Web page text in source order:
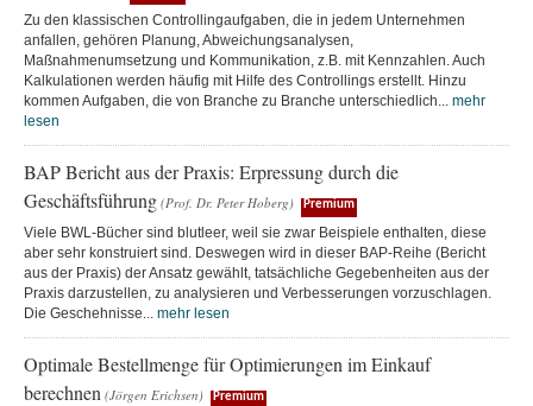
Zu den klassischen Controllingaufgaben, die in jedem Unternehmen
anfallen, gehören Planung, Abweichungsanalysen,
Maßnahmenumsetzung und Kommunikation, z.B. mit Kennzahlen. Auch
Kalkulationen werden häufig mit Hilfe des Controllings erstellt. Hinzu
kommen Aufgaben, die von Branche zu Branche unterschiedlich... mehr
lesen
BAP Bericht aus der Praxis: Erpressung durch die
Geschäftsführung (Prof. Dr. Peter Hoberg) Premium
Viele BWL-Bücher sind blutleer, weil sie zwar Beispiele enthalten, diese
aber sehr konstruiert sind. Deswegen wird in dieser BAP-Reihe (Bericht
aus der Praxis) der Ansatz gewählt, tatsächliche Gegebenheiten aus der
Praxis darzustellen, zu analysieren und Verbesserungen vorzuschlagen.
Die Geschehnisse... mehr lesen
Optimale Bestellmenge für Optimierungen im Einkauf
berechnen (Jörgen Erichsen) Premium